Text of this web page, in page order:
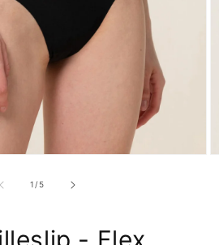
1 /van
5
- Flex